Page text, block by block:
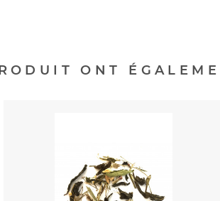
ONT